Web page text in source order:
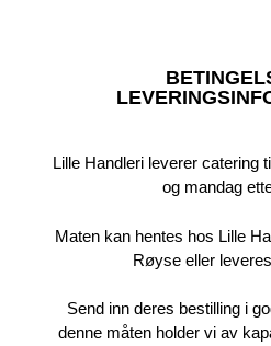
Lille Handleri leverer catering
og mandag
Maten kan hentes hos Lille
Røyse eller
Send inn deres bestilling i
denne måten holder vi av